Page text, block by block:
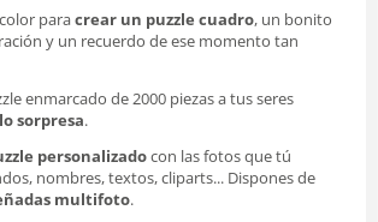
paracrear un puzzle cuadro, un bonito
y un recuerdo de ese momento tan
enmarcado de 2000 piezas a tus seres
sorpresa.
personalizadocon las fotos que tú
nombres, textos, cliparts... Dispones de
multifoto.